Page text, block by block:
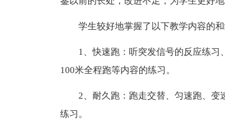
学生较好地掌握了以下教学内容的和
1、快速跑：听突发信号的反应练习
100米全程跑等内容的练习。
2、耐久跑：跑走交替、匀速跑、
练习。